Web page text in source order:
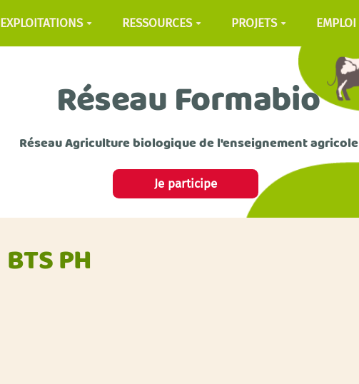
EXPLOITATIONS RESSOURCES PROJETS EMPLOI
Réseau Formabio
Réseau Agriculture biologique de l'enseignement agricole
Je participe
BTS PH